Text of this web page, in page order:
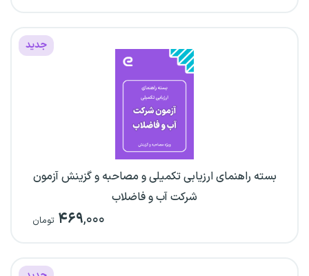
جدید
بسته راهنمای ارزیابی تکمیلی و مصاحبه و گزینش آزمون
شرکت آب و فاضلاب
۴۶۹,۰۰۰ تومان